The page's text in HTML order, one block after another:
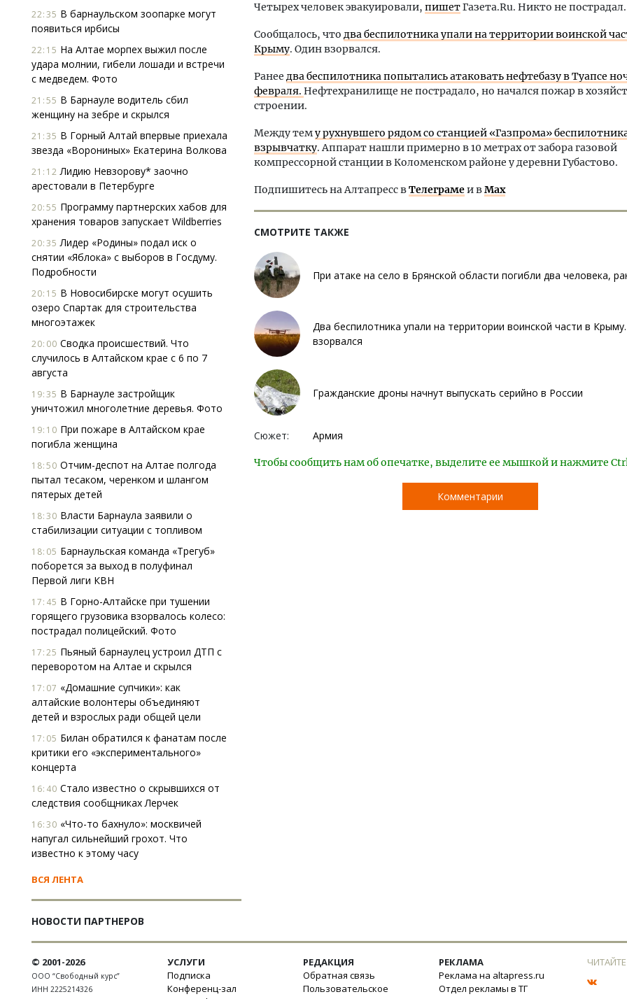
22:35 В барнаульском зоопарке могут
появиться ирбисы
22:15 На Алтае морпех выжил после
удара молнии, гибели лошади и встречи
с медведем. Фото
21:55 В Барнауле водитель сбил
женщину на зебре и скрылся
21:35 В Горный Алтай впервые приехала
звезда «Ворониных» Екатерина Волкова
21:12 Лидию Невзорову* заочно
арестовали в Петербурге
20:55 Программу партнерских хабов для
хранения товаров запускает Wildberries
20:35 Лидер «Родины» подал иск о
снятии «Яблока» с выборов в Госдуму.
Подробности
20:15 В Новосибирске могут осушить
озеро Спартак для строительства
многоэтажек
20:00 Сводка происшествий. Что
случилось в Алтайском крае с 6 по 7
августа
19:35 В Барнауле застройщик
уничтожил многолетние деревья. Фото
19:10 При пожаре в Алтайском крае
погибла женщина
18:50 Отчим-деспот на Алтае полгода
пытал тесаком, черенком и шлангом
пятерых детей
18:30 Власти Барнаула заявили о
стабилизации ситуации с топливом
18:05 Барнаульская команда «Трегуб»
поборется за выход в полуфинал
Первой лиги КВН
17:45 В Горно-Алтайске при тушении
горящего грузовика взорвалось колесо:
пострадал полицейский. Фото
17:25 Пьяный барнаулец устроил ДТП с
переворотом на Алтае и скрылся
17:07 «Домашние супчики»: как
алтайские волонтеры объединяют
детей и взрослых ради общей цели
17:05 Билан обратился к фанатам после
критики его «экспериментального»
концерта
16:40 Стало известно о скрывшихся от
следствия сообщниках Лерчек
16:30 «Что-то бахнуло»: москвичей
напугал сильнейший грохот. Что
известно к этому часу
ВСЯ ЛЕНТА
НОВОСТИ ПАРТНЕРОВ
Четырех человек эвакуировали, пишетГазета.Ru. Никто не пострадал.
Сообщалось, что два беспилотника упали на территории воинской
Крыму. Один взорвался.
Ранее два беспилотника попытались атаковать нефтебазу в Туапсе
февраля. Нефтехранилище не пострадало, но начался пожар в
строении.
Между тему рухнувшего рядом со станцией «Газпрома»
взрывчатку. Аппарат нашли примерно в 10 метрах от забора газовой
компрессорной станции в Коломенском районе у деревни Губастово.
Подпишитесь на Алтапресс вТелеграмеи вMax
СМОТРИТЕ ТАКЖЕ
При атаке на село в Брянской области погибли два человека,
Два беспилотника упали на территории воинской части в
взорвался
Гражданские дроны начнут выпускать серийно в России
Сюжет: Армия
Чтобы сообщить нам об опечатке, выделите ее мышкой и нажмите
Комментарии
© 2001-2026
ООО “Свободный курс”
ИНН 2225214326
УСЛУГИ
Подписка
Конференц-зал
РЕДАКЦИЯ
Обратная связь
Пользовательское
РЕКЛАМА
Реклама на altapress.ru
Отдел рекламы в ТГ